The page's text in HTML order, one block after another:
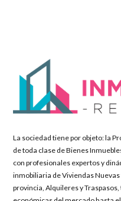
Nombre de
La sociedad tiene por objeto: la
de toda clase de Bienes
con profesionales expertos y
inmobiliaria de Viviendas Nuevas
provincia, Alquileres y